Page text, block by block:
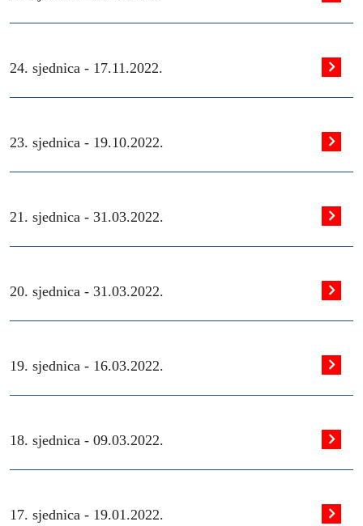
24. sjednica - 17.11.2022.
23. sjednica - 19.10.2022.
21. sjednica - 31.03.2022.
20. sjednica - 31.03.2022.
19. sjednica - 16.03.2022.
18. sjednica - 09.03.2022.
17. sjednica - 19.01.2022.